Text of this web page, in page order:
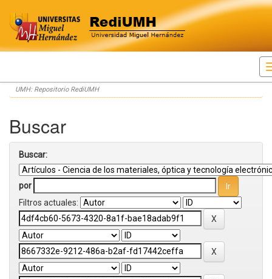
Skip
navigation
UMH: Repositorio RediUMH
Buscar
Buscar:
por
Filtros actuales: